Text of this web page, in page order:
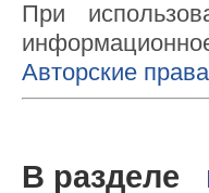
При
Авторские
В разделе